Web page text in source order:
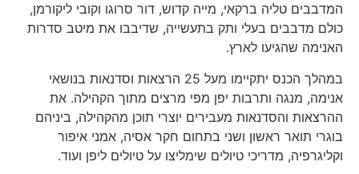
המדבבים טליה ברקאי, מייה קדוש, דור סרוגו וקובי ליקורמן,
כולם מדבבים בעלי ותק בתעשייה, שדיבבו את מיטב סדרות
האנימה שהגיעו לארץ.
במהלך הכנס יתקיימו מעל 25 הרצאות וסדנאות בנושאי
אנימה, מנגה ותרבות יפן מפי מרצים מתוך הקהילה. את
ההרצאות והסדנאות מעבירים יוצרי תוכן מהקהילה, ביניהם
בוגרי תואר ראשון ושני בתחום חקר אסיה, אמני איפור
וקליגרפיה, מדריכי טיולים שימליצו על טיולים ליפן ועוד.